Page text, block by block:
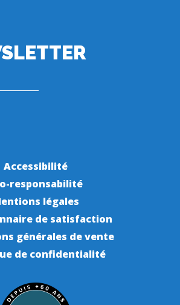
Accessibilité
responsabilité
légales
de satisfaction
générales de vente
de confidentialité